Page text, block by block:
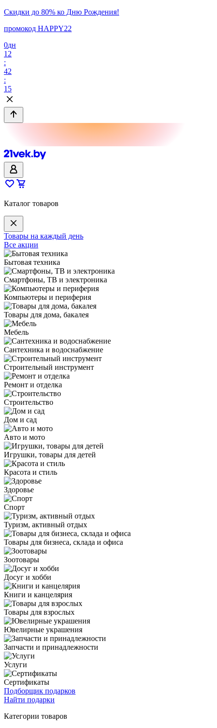
Скидки до 80% ко Дню Рождения!
промокод HAPPY22
0дн
12
:
42
:
15
Каталог товаров
Товары на каждый день
Все акции
Бытовая техника
Смартфоны, ТВ и электроника
Компьютеры и периферия
Товары для дома, бакалея
Мебель
Сантехника и водоснабжение
Строительный инструмент
Ремонт и отделка
Строительство
Дом и сад
Авто и мото
Игрушки, товары для детей
Красота и стиль
Здоровье
Спорт
Туризм, активный отдых
Товары для бизнеса, склада и офиса
Зоотовары
Досуг и хобби
Книги и канцелярия
Товары для взрослых
Ювелирные украшения
Запчасти и принадлежности
Услуги
Сертификаты
Подборщик подарков
Найти подарки
Категории товаров